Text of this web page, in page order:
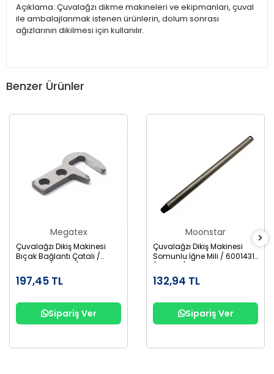
Açıklama: Çuvalağzı dikme makineleri ve ekipmanları, çuval
ile ambalajlanmak istenen ürünlerin, dolum sonrası
ağızlarının dikilmesi için kullanılır.
Benzer Ürünler
Megatex
Çuvalağzı Dikiş Makinesi
Bıçak Bağlantı Çatalı /
6001806 (246011) BC-4-15
197,45 TL
Sipariş Ver
Moonstar
Çuvalağzı Dikiş Makinesi
Somunlu İğne Mili / 6001431
(242121A) BC-2-1
132,94 TL
Sipariş Ver